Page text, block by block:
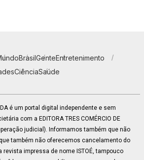
BrasilGenteEntretenimento
CiênciaSaúde
é um portal digital independente e sem
com a EDITORA TRES COMÉRCIO DE
judicial). Informamos também que não
também não oferecemos cancelamento do
impressa de nome ISTOÉ, tampouco